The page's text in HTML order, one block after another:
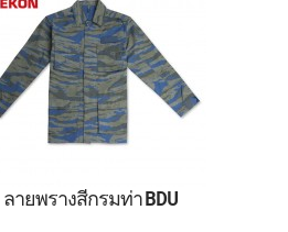
คองโก BDU
ลายพรางสีกรมท่า BDU